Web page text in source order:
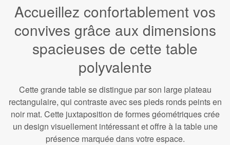
Accueillez confortablement vos
convives grâce aux dimensions
spacieuses de cette table
polyvalente
Cette grande table se distingue par son large plateau
rectangulaire, qui contraste avec ses pieds ronds peints en
noir mat. Cette juxtaposition de formes géométriques crée
un design visuellement intéressant et offre à la table une
présence marquée dans votre espace.